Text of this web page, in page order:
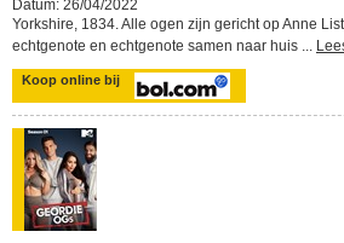
Datum: 26/04/2022
Yorkshire, 1834. Alle ogen zijn gericht op Anne
echtgenote en echtgenote samen naar huis ...
Koop online bij